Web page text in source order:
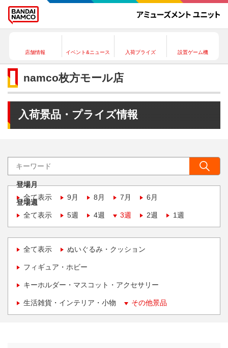
店舗情報 イベント&ニュース 入荷プライズ 設置ゲーム機
namco枚方モール店
入荷景品・プライズ情報
登場月
全て表示
9月 8月 7月 6月
登場週
全て表示
5週 4週 3週 2週 1週
全て表示 ぬいぐるみ・クッション
フィギュア・ホビー
キーホルダー・マスコット・アクセサリー
生活雑貨・インテリア・小物 その他景品